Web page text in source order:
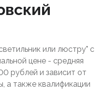
или люстру" с
цене - средняя
рублей и зависит от
а также квалификации